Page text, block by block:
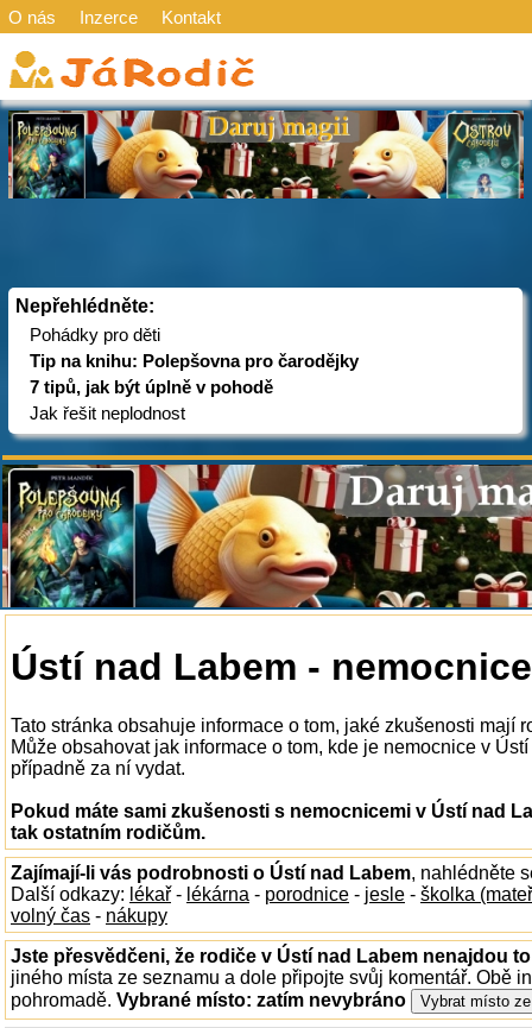
O nás Inzerce Kontakt
Nepřehlédněte:
Pohádky pro děti
Tip na knihu: Polepšovna pro čarodějky
7 tipů, jak být úplně v pohodě
Jak řešit neplodnost
Ústí nad Labem - nemocnice
Tato stránka obsahuje informace o tom, jaké zkušenosti mají
Může obsahovat jak informace o tom, kde je nemocnice v
případně za ní vydat.
Pokud máte sami zkušenosti s nemocnicemi v Ústí nad
tak ostatním rodičům.
Zajímají-li vás podrobnosti o Ústí nad Labem, nahlédněte
Další odkazy: lékař - lékárna - porodnice - jesle - školka
volný čas - nákupy
Jste přesvědčeni, že rodiče v Ústí nad Labem nenajdou
jiného místa ze seznamu a dole připojte svůj komentář. Obě
pohromadě. Vybrané místo: zatím nevybráno